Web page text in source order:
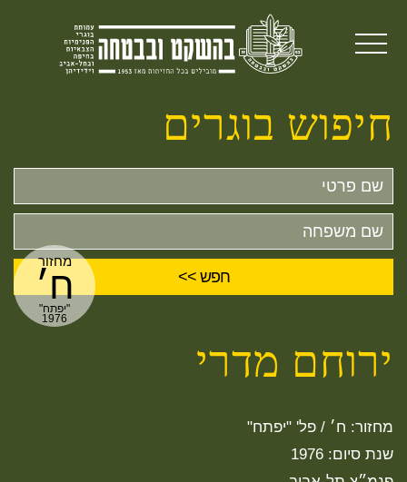
חיפוש בוגרים
שם
פרטי
שם
משפחה
מחזור
ח׳
"יפתח"
1976
ירוחם מדרי
מחזור: ח׳ / פל' "יפתח"
שנת סיום: 1976